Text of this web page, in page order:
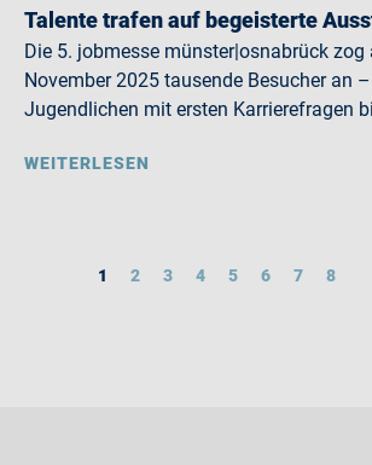
Talente trafen auf begeisterte
Die 5. jobmesse münster|osnabrück zog
November 2025 tausende Besucher an
Jugendlichen mit ersten Karrierefragen
WEITERLESEN
1 2 3 4 5 6 7 8